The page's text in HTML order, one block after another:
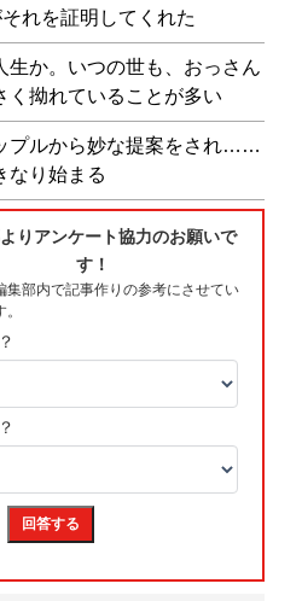
それを証明してくれた
生か。いつの世も、おっさん
く拗れていることが多い
プルから妙な提案をされ……
なり始まる